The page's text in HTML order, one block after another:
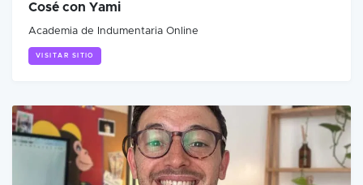
Cosé con Yami
Academia de Indumentaria Online
VISITAR SITIO